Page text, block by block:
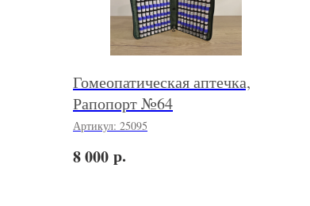
Гомеопатическая аптечка,
Рапопорт №64
Артикул: 25095
8 000 р.